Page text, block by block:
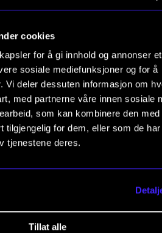
cookies
for å gi innhold og annonser et
sosiale mediefunksjoner og for å
Vi deler dessuten informasjon om
med partnerne våre innen sosiale
som kan kombinere den med
tilgjengelig for dem, eller som de
tjenestene deres.
Tillat alle